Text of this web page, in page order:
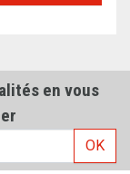
en vous
OK